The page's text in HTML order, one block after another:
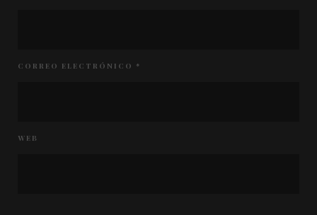
CORREO ELECTRÓNICO *
WEB